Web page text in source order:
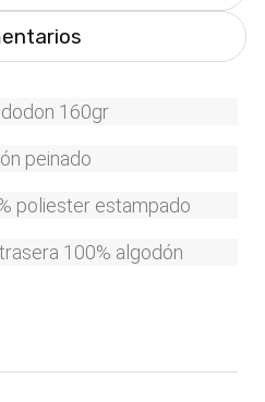
160gr
peinado
poliester estampado
100% algodón